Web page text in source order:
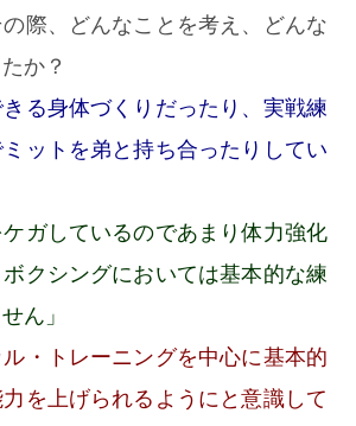
際、どんなことを考え、どんな
か？
る身体づくりだったり、実戦練
ットを弟と持ち合ったりしてい
ガしているのであまり体力強化
クシングにおいては基本的な練
ん」
・トレーニングを中心に基本的
を上げられるようにと意識して